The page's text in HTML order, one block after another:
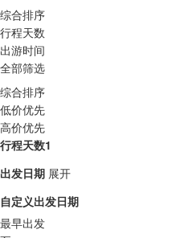
综合排序
行程天数
出游时间
全部筛选
综合排序
低价优先
高价优先
行程天数1
出发日期 展开
自定义出发日期
最早出发